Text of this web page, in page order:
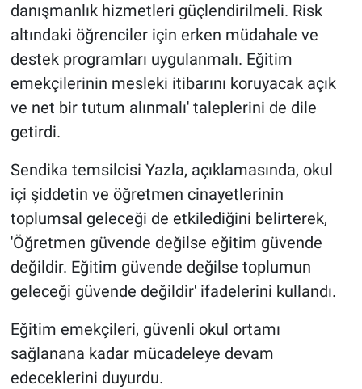
danışmanlık hizmetleri güçlendirilmeli. Risk
altındaki öğrenciler için erken müdahale ve
destek programları uygulanmalı. Eğitim
emekçilerinin mesleki itibarını koruyacak açık
ve net bir tutum alınmalı' taleplerini de dile
getirdi.
Sendika temsilcisi Yazla, açıklamasında, okul
içi şiddetin ve öğretmen cinayetlerinin
toplumsal geleceği de etkilediğini belirterek,
'Öğretmen güvende değilse eğitim güvende
değildir. Eğitim güvende değilse toplumun
geleceği güvende değildir' ifadelerini kullandı.
Eğitim emekçileri, güvenli okul ortamı
sağlanana kadar mücadeleye devam
edeceklerini duyurdu.